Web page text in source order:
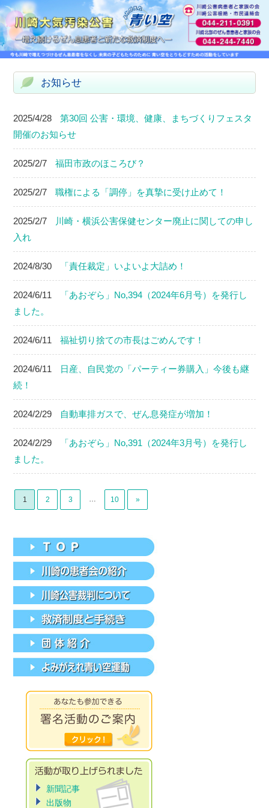
お知らせ
2025/4/28
第30回 公害・環境、健康、まちづくりフェスタ
開催のお知らせ
2025/2/7 福田市政のほころび？
2025/2/7 職権による「調停」を真摯に受け止めて！
2025/2/7
川崎・横浜公害保健センター廃止に関しての申し
入れ
2024/8/30 「責任裁定」いよいよ大詰め！
2024/6/11
「あおぞら」No,394（2024年6月号）を発行し
ました。
2024/6/11 福祉切り捨ての市長はごめんです！
2024/6/11
日産、自民党の「パーティー券購入」今後も継
続！
2024/2/29 自動車排ガスで、ぜん息発症が増加！
2024/2/29
「あおぞら」No,391（2024年3月号）を発行し
ました。
1 2 3 … 10 »
新聞記事
出版物